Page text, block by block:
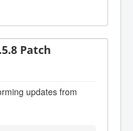
Patch
updates from